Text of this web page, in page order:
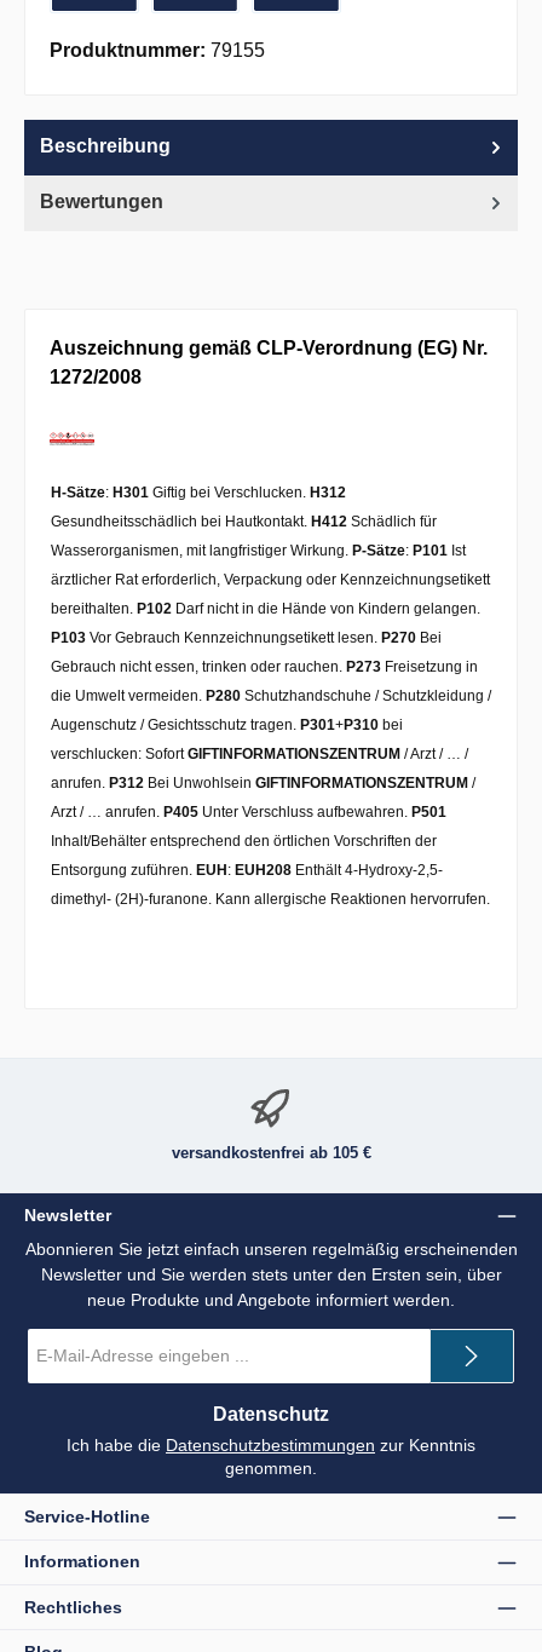
Produktnummer: 79155
Beschreibung
Bewertungen
Auszeichnung gemäß CLP-Verordnung (EG) Nr.
1272/2008
H-Sätze: H301 Giftig bei Verschlucken. H312
Gesundheitsschädlich bei Hautkontakt. H412 Schädlich für
Wasserorganismen, mit langfristiger Wirkung. P-Sätze: P101 Ist
ärztlicher Rat erforderlich, Verpackung oder Kennzeichnungsetikett
bereithalten. P102 Darf nicht in die Hände von Kindern gelangen.
P103 Vor Gebrauch Kennzeichnungsetikett lesen. P270 Bei
Gebrauch nicht essen, trinken oder rauchen. P273 Freisetzung in
die Umwelt vermeiden. P280 Schutzhandschuhe / Schutzkleidung /
Augenschutz / Gesichtsschutz tragen. P301+P310 bei
verschlucken: SofortGIFTINFORMATIONSZENTRUM / Arzt / … /
anrufen. P312 Bei Unwohlsein GIFTINFORMATIONSZENTRUM /
Arzt / … anrufen. P405 Unter Verschluss aufbewahren. P501
Inhalt/Behälter entsprechend den örtlichen Vorschriften der
Entsorgung zuführen. EUH : EUH208 Enthält 4-Hydroxy-2,5-
dimethyl- (2H)-furanone. Kann allergische Reaktionen hervorrufen.
versandkostenfrei ab 105 €
Newsletter
Abonnieren Sie jetzt einfach unseren regelmäßig erscheinenden
Newsletter und Sie werden stets unter den Ersten sein, über
neue Produkte und Angebote informiert werden.
Mail-
*
Datenschutz
Ich habe die Datenschutzbestimmungen zur Kenntnis
genommen.
Service-Hotline
Informationen
Rechtliches